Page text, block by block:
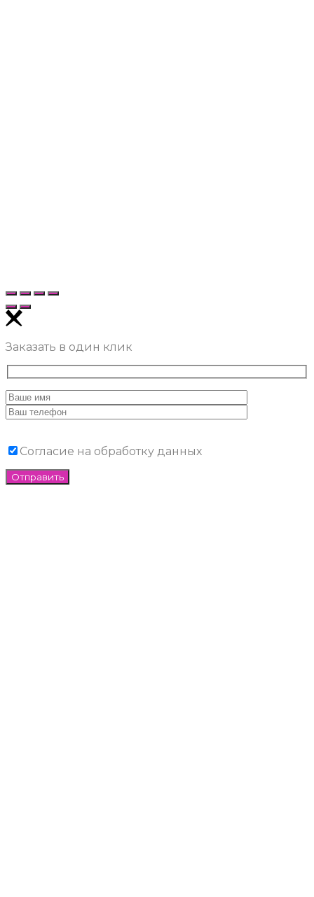
Заказать в один клик
Согласие на обработку данных